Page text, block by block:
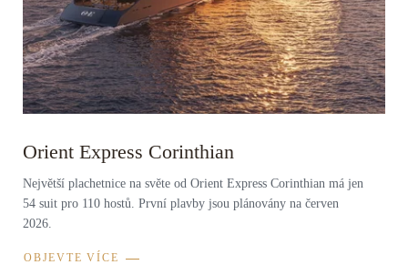
Orient Express Corinthian
Největší plachetnice na světe od Orient Express Corinthian má jen
54 suit pro 110 hostů. První plavby jsou plánovány na červen
2026.
OBJEVTE VÍCE